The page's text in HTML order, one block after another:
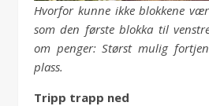
Hvorfor kunne ikke blokkene
som den første blokka til
om penger: Størst mulig
plass.
Tripp trapp ned